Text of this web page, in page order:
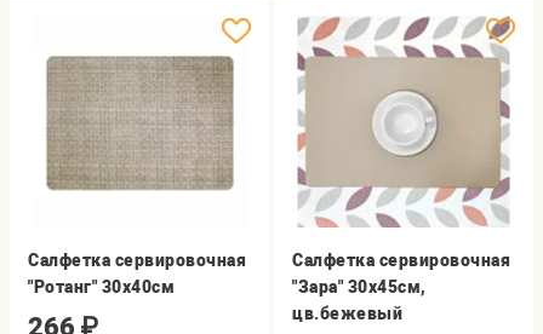
Салфетка сервировочная
"Ротанг" 30х40см
266 ₽
Салфетка сервировочная
"Зара" 30х45см,
цв.бежевый